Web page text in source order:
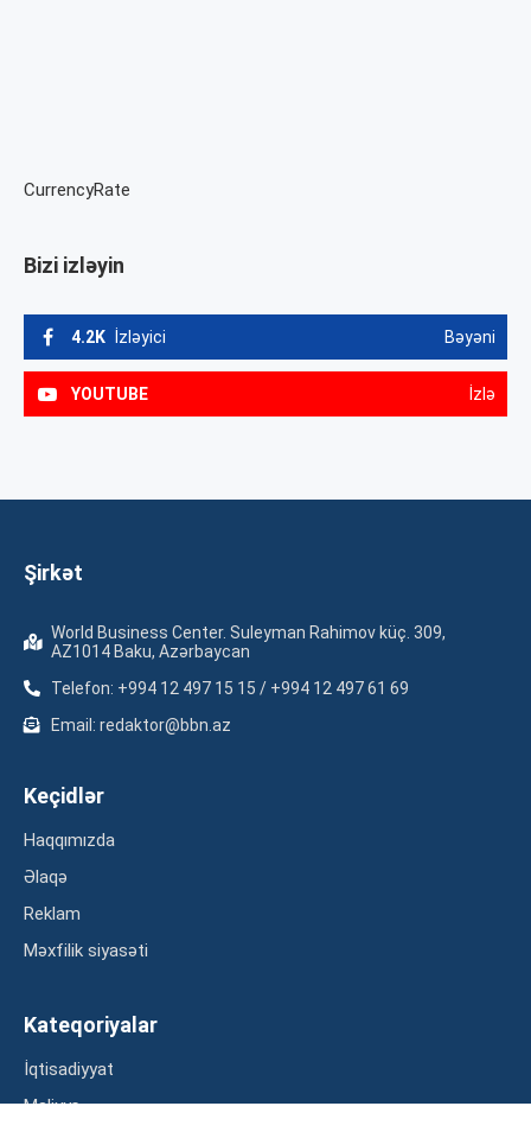
CurrencyRate
Bizi izləyin
4.2K İzləyici Bəyəni
YOUTUBE İzlə
Şirkət
World Business Center. Suleyman Rahimov küç. 309,
AZ1014 Baku, Azərbaycan
Telefon: +994 12 497 15 15 / +994 12 497 61 69
Email: redaktor@bbn.az
Keçidlər
Haqqımızda
Əlaqə
Reklam
Məxfilik siyasəti
Kateqoriyalar
İqtisadiyyat
Maliyyə